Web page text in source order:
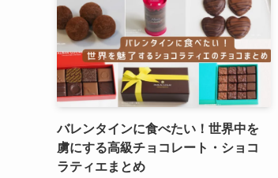
バレンタインに食べたい！世界中を
虜にする高級チョコレート・ショコ
ラティエまとめ